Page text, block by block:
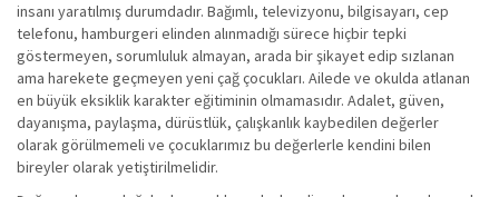
insanı yaratılmış durumdadır. Bağımlı, televizyonu, bilgisayarı, cep
telefonu, hamburgeri elinden alınmadığı sürece hiçbir tepki
göstermeyen, sorumluluk almayan, arada bir şikayet edip sızlanan
ama harekete geçmeyen yeni çağ çocukları. Ailede ve okulda atlanan
en büyük eksiklik karakter eğitiminin olmamasıdır. Adalet, güven,
dayanışma, paylaşma, dürüstlük, çalışkanlık kaybedilen değerler
olarak görülmemeli ve çocuklarımız bu değerlerle kendini bilen
bireyler olarak yetiştirilmelidir.